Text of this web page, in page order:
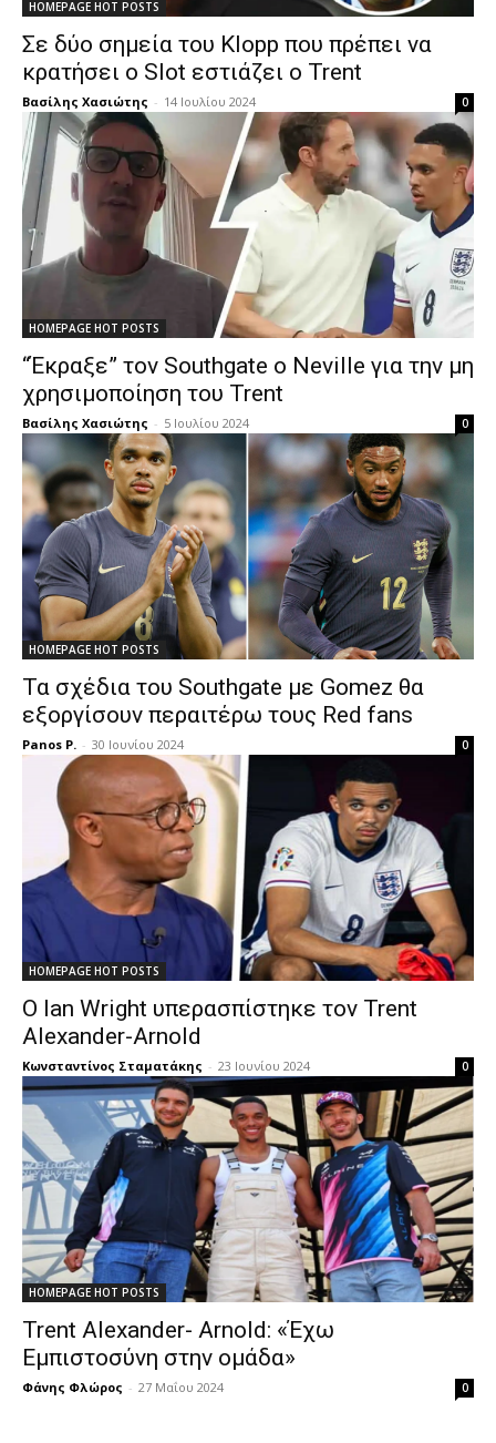
HOMEPAGE HOT POSTS
Σε δύο σημεία του Klopp που πρέπει να
κρατήσει ο Slot εστιάζει ο Trent
Βασίλης Χασιώτης - 14 Ιουλίου 2024 0
HOMEPAGE HOT POSTS
“Έκραξε” τον Southgate ο Neville για την μη
χρησιμοποίηση του Trent
Βασίλης Χασιώτης - 5 Ιουλίου 2024 0
HOMEPAGE HOT POSTS
Τα σχέδια του Southgate με Gomez θα
εξοργίσουν περαιτέρω τους Red fans
Panos P. - 30 Ιουνίου 2024 0
HOMEPAGE HOT POSTS
Ο Ian Wright υπερασπίστηκε τον Trent
Alexander-Arnold
Κωνσταντίνος Σταματάκης - 23 Ιουνίου 2024 0
HOMEPAGE HOT POSTS
Trent Alexander- Arnold: «Έχω
Εμπιστοσύνη στην ομάδα»
Φάνης Φλώρος - 27 Μαΐου 2024 0